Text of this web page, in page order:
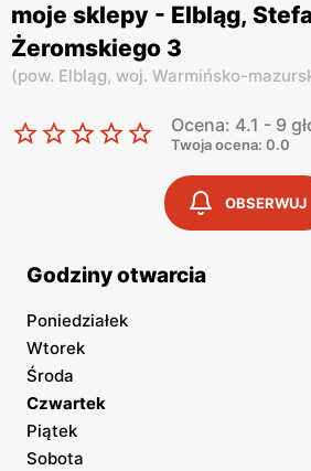
moje sklepy - Elbląg,
Żeromskiego 3
(pow. Elbląg, woj. Warmińsko-
Ocena: 4.1 - 9
Twoja ocena: 0.0
OBSERWUJ
Godziny otwarcia
Poniedziałek
Wtorek
Środa
Czwartek
Piątek
Sobota